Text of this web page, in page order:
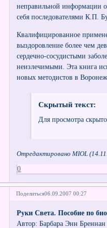
неправильной информации о
себя последователями К.П.
Квалифицированное
выздоровление более чем
сердечно-сосудистыми
неизлечимыми. Эта книга
новых методистов в
Скрытый текст:
Для просмотра
Отредактировано MIOL
0
Поделиться06.09.2007 00:27
Руки Света. Пособие по
Автор: Барбара Энн Бреннан